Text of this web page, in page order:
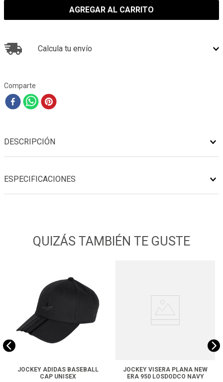
AGREGAR AL CARRITO
Calcula tu envío
Comparte
DESCRIPCIÓN
ESPECIFICACIONES
QUIZÁS TAMBIÉN TE GUSTE
JOCKEY ADIDAS BASEBALL
CAP UNISEX
JOCKEY VISERA PLANA NEW
ERA 950 LOSDODCO NAVY